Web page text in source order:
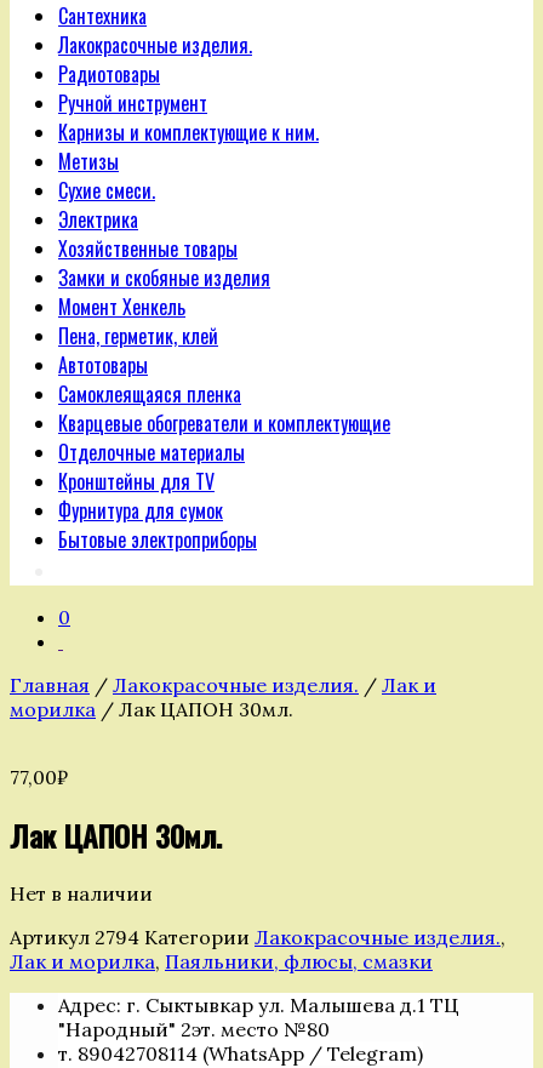
Сантехника
Лакокрасочные изделия.
Радиотовары
Ручной инструмент
Карнизы и комплектующие к ним.
Метизы
Сухие смеси.
Электрика
Хозяйственные товары
Замки и скобяные изделия
Момент Хенкель
Пена, герметик, клей
Автотовары
Самоклеящаяся пленка
Кварцевые обогреватели и комплектующие
Отделочные материалы
Кронштейны для TV
Фурнитура для сумок
Бытовые электроприборы
0
Главная / Лакокрасочные изделия. / Лак и
морилка / Лак ЦАПОН 30мл.
77,00₽
Лак ЦАПОН 30мл.
Нет в наличии
Артикул 2794 Категории Лакокрасочные изделия.,
Лак и морилка, Паяльники, флюсы, смазки
Адрес: г. Сыктывкар ул. Малышева д.1 ТЦ
"Народный" 2эт. место №80
т. 89042708114 (WhatsApp / Telegram)